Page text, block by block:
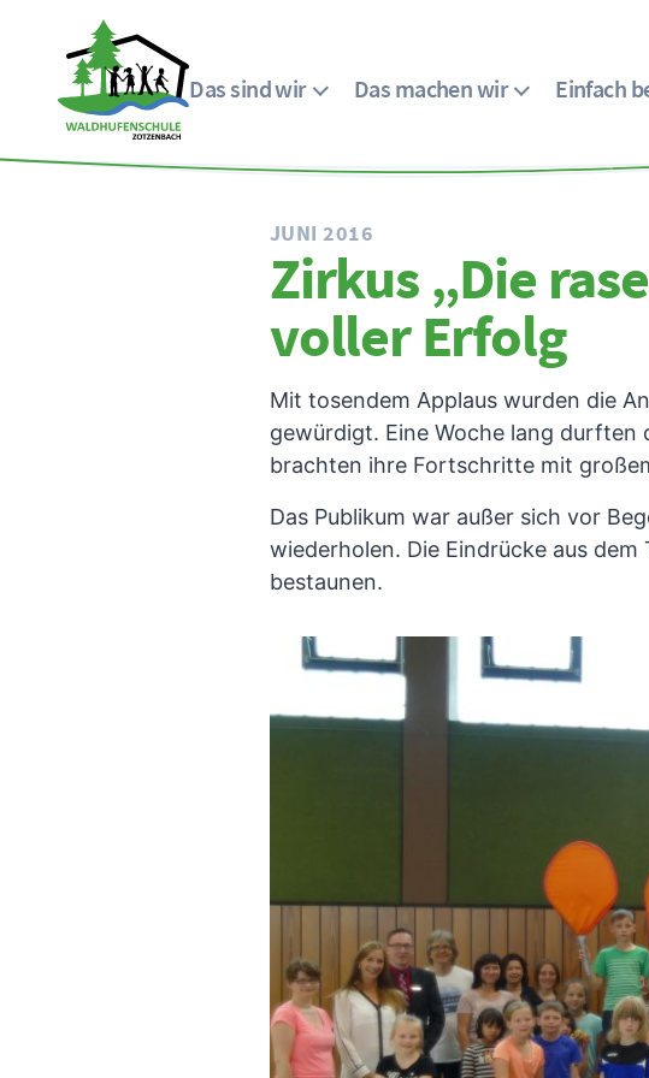
Waldhufenschule
Das sind wir Das machen wir Einfach
Menü
JUNI 2016
Zirkus „Die
voller Erfolg
Mit tosendem Applaus wurden die
gewürdigt. Eine Woche lang durften
brachten ihre Fortschritte mit
Das Publikum war außer sich vor
wiederholen. Die Eindrücke aus
bestaunen.